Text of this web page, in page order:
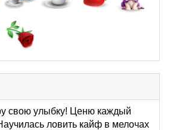
свою улыбку! Ценю каждый
ловить кайф в мелочах